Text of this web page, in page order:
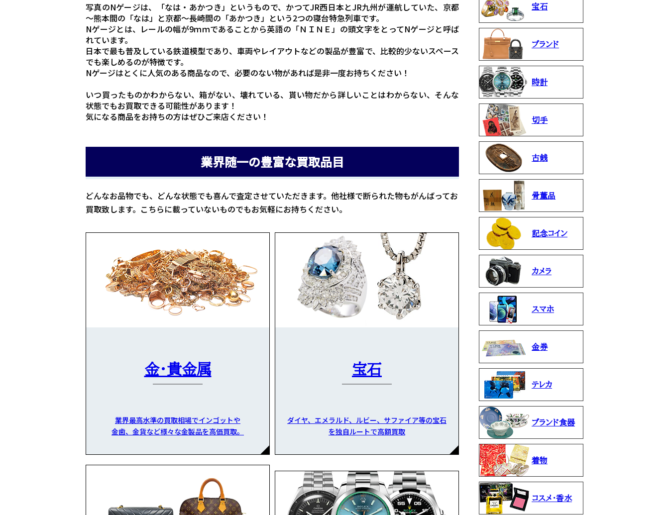
写真のNゲージは、「なは・あかつき」というもので、かつてJR西日本とJR九州が運航していた、京都
～熊本間の「なは」と京都～長崎間の「あかつき」という2つの寝台特急列車です。
Nゲージとは、レールの幅が9ｍｍであることから英語の「ＮＩＮＥ」の頭文字をとってNゲージと呼ば
れています。
日本で最も普及している鉄道模型であり、車両やレイアウトなどの製品が豊富で、比較的少ないスペース
でも楽しめるのが特徴です。
Nゲージはとくに人気のある商品なので、必要のない物があれば是非一度お持ちください！
いつ買ったものかわからない、箱がない、壊れている、貰い物だから詳しいことはわからない、そんな
状態でもお買取できる可能性があります！
気になる商品をお持ちの方はぜひご来店ください！
業界随一の豊富な買取品目
どんなお品物でも、どんな状態でも喜んで査定させていただきます。他社様で断られた物もがんばってお
買取致します。こちらに載っていないものでもお気軽にお持ちください。
金・貴金属
業界最高水準の買取相場でインゴットや
金歯、金貨など様々な金製品を高価買取。
宝石
ダイヤ、エメラルド、ルビー、サファイア等の宝石
を独自ルートで高額買取
宝石
ブランド
時計
切手
古銭
骨董品
記念コイン
カメラ
スマホ
金券
テレカ
ブランド食器
着物
コスメ・香水